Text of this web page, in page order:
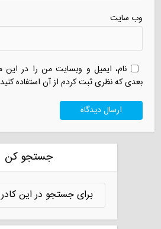
وب سایت
نام، ایمیل و وبسایت من را در این
بعدی که نظری ثبت کردم از آن استفاده
جستجو کن